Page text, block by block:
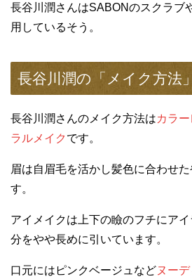
長谷川潤さんはSABONのスクラブ
用しているそう。
長谷川潤の「メイク方法」
長谷川潤さんのメイク方法はカラ
ラルメイク です。
眉は自眉毛を活かし髪色に合わせ
す。
アイメイクは上下の瞼のフチにア
分をやや長めに引いています。
口元にはピンクベージュなどヌー